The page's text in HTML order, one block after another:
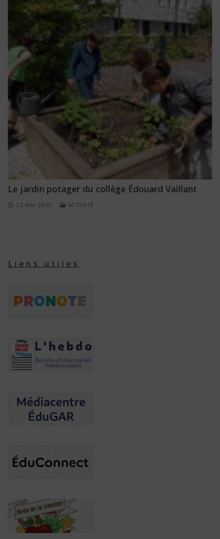
Le jardin potager du collège Édouard Vaillant
22 MAI 2025 ACTIVITÉ
Liens utiles